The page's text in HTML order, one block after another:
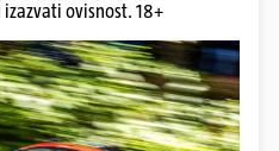
izazvati ovisnost. 18+